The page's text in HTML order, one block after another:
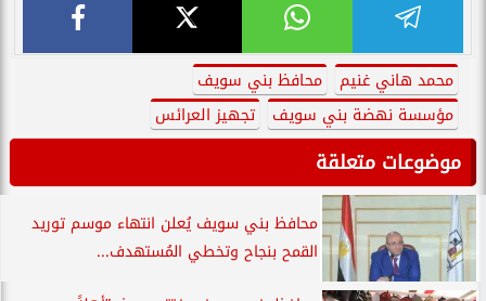
محمد هاني غنيم
محافظ بني سويف
مؤسسة نهضة بني سويف
تجهيز العرائس
موضوعات متعلقة
محافظ بني سويف يُعلن انتهاء موسم توريد
القمح بنجاح وتخطي المُستهدف...